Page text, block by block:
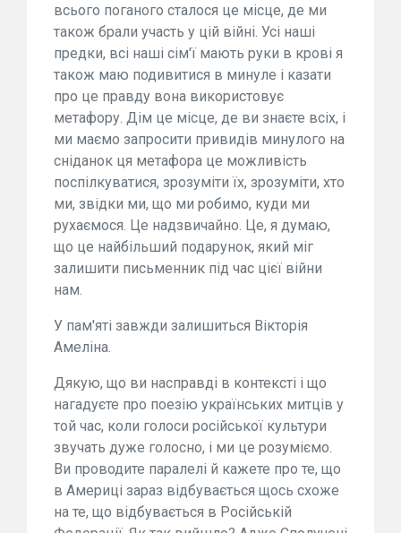
всього поганого сталося це місце, де ми
також брали участь у цій війні. Усі наші
предки, всі наші сім'ї мають руки в крові я
також маю подивитися в минуле і казати
про це правду вона використовує
метафору. Дім це місце, де ви знаєте всіх, і
ми маємо запросити привидів минулого на
сніданок ця метафора це можливість
поспілкуватися, зрозуміти їх, зрозуміти, хто
ми, звідки ми, що ми робимо, куди ми
рухаємося. Це надзвичайно. Це, я думаю,
що це найбільший подарунок, який міг
залишити письменник під час цієї війни
нам.
У пам'яті завжди залишиться Вікторія
Амеліна.
Дякую, що ви насправді в контексті і що
нагадуєте про поезію українських митців у
той час, коли голоси російської культури
звучать дуже голосно, і ми це розуміємо.
Ви проводите паралелі й кажете про те, що
в Америці зараз відбувається щось схоже
на те, що відбувається в Російській